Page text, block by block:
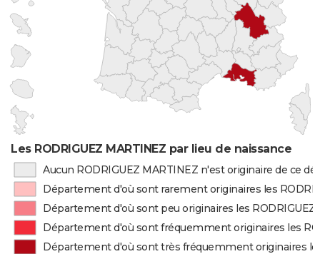
Les RODRIGUEZ MARTINEZ par lieu de naissance
Aucun RODRIGUEZ MARTINEZ n'est originaire de ce
Département d'où sont rarement originaires les
Département d'où sont peu originaires les RODRIGUEZ
Département d'où sont fréquemment originaires les
Département d'où sont très fréquemment originaires